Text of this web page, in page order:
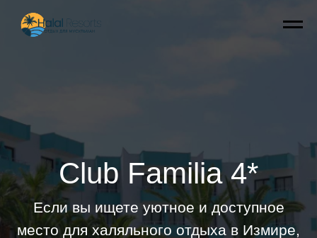
Если вы ищете уютное и доступное
место для халяльного отдыха в Измире,
то Club Familia 4* - ваш лучший выбор.
Этот отель предоставляет уникальное
сочетание бюджетных возможностей и
качественного халяльного сервиса. Для